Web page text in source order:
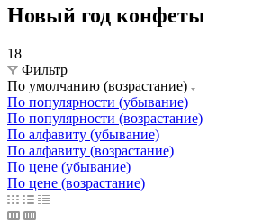
Новый год конфеты
18
Фильтр
По умолчанию (возрастание)
По популярности (убывание)
По популярности (возрастание)
По алфавиту (убывание)
По алфавиту (возрастание)
По цене (убывание)
По цене (возрастание)